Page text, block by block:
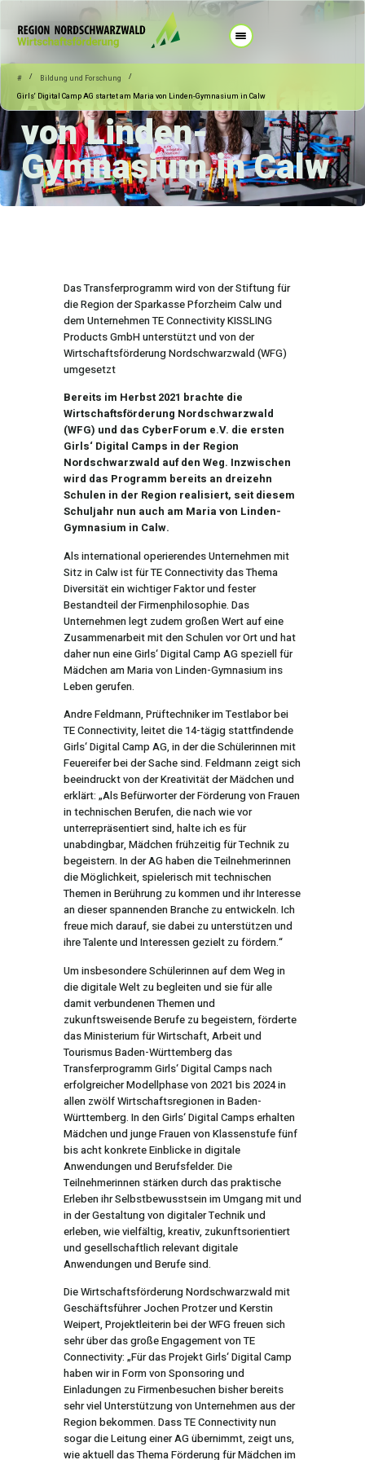
# / Bildung und Forschung
/
Girls‘ Digital Camp AG startet am Maria von Linden-Gymnasium in Calw
18.02.2025 Bildung und Forschung
Girls‘ Digital Camp
AG startet am Maria
von Linden-
Gymnasium in Calw
Das Transferprogramm wird von der Stiftung für
die Region der Sparkasse Pforzheim Calw und
dem Unternehmen TE Connectivity KISSLING
Products GmbH unterstützt und von der
Wirtschaftsförderung Nordschwarzwald (WFG)
umgesetzt
Bereits im Herbst 2021 brachte die
Wirtschaftsförderung Nordschwarzwald
(WFG) und das CyberForum e.V. die ersten
Girls‘ Digital Camps in der Region
Nordschwarzwald auf den Weg. Inzwischen
wird das Programm bereits an dreizehn
Schulen in der Region realisiert, seit diesem
Schuljahr nun auch am Maria von Linden-
Gymnasium in Calw.
Als international operierendes Unternehmen mit
Sitz in Calw ist für TE Connectivity das Thema
Diversität ein wichtiger Faktor und fester
Bestandteil der Firmenphilosophie. Das
Unternehmen legt zudem großen Wert auf eine
Zusammenarbeit mit den Schulen vor Ort und hat
daher nun eine Girls‘ Digital Camp AG speziell für
Mädchen am Maria von Linden-Gymnasium ins
Leben gerufen.
Andre Feldmann, Prüftechniker im Testlabor bei
TE Connectivity, leitet die 14-tägig stattfindende
Girls‘ Digital Camp AG, in der die Schülerinnen mit
Feuereifer bei der Sache sind. Feldmann zeigt sich
beeindruckt von der Kreativität der Mädchen und
erklärt: „Als Befürworter der Förderung von Frauen
in technischen Berufen, die nach wie vor
unterrepräsentiert sind, halte ich es für
unabdingbar, Mädchen frühzeitig für Technik zu
begeistern. In der AG haben die Teilnehmerinnen
die Möglichkeit, spielerisch mit technischen
Themen in Berührung zu kommen und ihr Interesse
an dieser spannenden Branche zu entwickeln. Ich
freue mich darauf, sie dabei zu unterstützen und
ihre Talente und Interessen gezielt zu fördern.“
Um insbesondere Schülerinnen auf dem Weg in
die digitale Welt zu begleiten und sie für alle
damit verbundenen Themen und
zukunftsweisende Berufe zu begeistern, förderte
das Ministerium für Wirtschaft, Arbeit und
Tourismus Baden-Württemberg das
Transferprogramm Girls‘ Digital Camps nach
erfolgreicher Modellphase von 2021 bis 2024 in
allen zwölf Wirtschaftsregionen in Baden-
Württemberg. In den Girls‘ Digital Camps erhalten
Mädchen und junge Frauen von Klassenstufe fünf
bis acht konkrete Einblicke in digitale
Anwendungen und Berufsfelder. Die
Teilnehmerinnen stärken durch das praktische
Erleben ihr Selbstbewusstsein im Umgang mit und
in der Gestaltung von digitaler Technik und
erleben, wie vielfältig, kreativ, zukunftsorientiert
und gesellschaftlich relevant digitale
Anwendungen und Berufe sind.
Die Wirtschaftsförderung Nordschwarzwald mit
Geschäftsführer Jochen Protzer und Kerstin
Weipert, Projektleiterin bei der WFG freuen sich
sehr über das große Engagement von TE
Connectivity: „Für das Projekt Girls‘ Digital Camp
haben wir in Form von Sponsoring und
Einladungen zu Firmenbesuchen bisher bereits
sehr viel Unterstützung von Unternehmen aus der
Region bekommen. Dass TE Connectivity nun
sogar die Leitung einer AG übernimmt, zeigt uns,
wie aktuell das Thema Förderung für Mädchen im